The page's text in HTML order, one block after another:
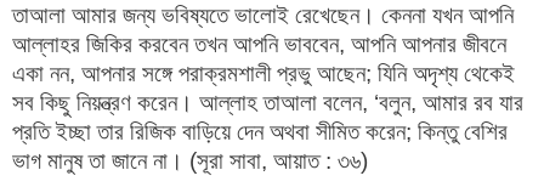
তাআলা আমার জন্য ভবিষ্যতে ভালোই রেখেছেন। কেননা যখন আপনি
আল্লাহর জিকির করবেন তখন আপনি ভাববেন, আপনি আপনার জীবনে
একা নন, আপনার সঙ্গে পরাক্রমশালী প্রভু আছেন; যিনি অদৃশ্য থেকেই
সব কিছু নিয়ন্ত্রণ করেন। আল্লাহ তাআলা বলেন, ‘বলুন, আমার রব যার
প্রতি ইচ্ছা তার রিজিক বাড়িয়ে দেন অথবা সীমিত করেন; কিন্তু বেশির
ভাগ মানুষ তা জানে না। (সূরা সাবা, আয়াত : ৩৬)